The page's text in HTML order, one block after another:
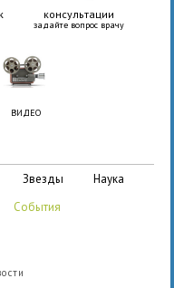
консультации
задайте вопрос врачу
ВИДЕО
звезды
наука
события